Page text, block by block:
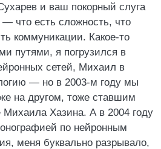
и ваш покорный слуга
что есть сложность, что
коммуникации. Какое-то
путями, я погрузился в
сетей, Михаил в
— но в 2003-м году мы
на другом, тоже ставшим
Хазина. А в 2004 году
по нейронным
меня буквально разрывало,